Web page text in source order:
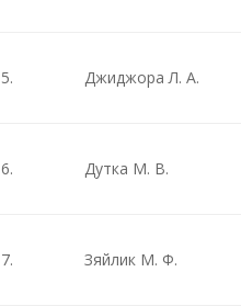
5. Джиджора Л. А.
6. Дутка М. В.
7. Зяйлик М. Ф.